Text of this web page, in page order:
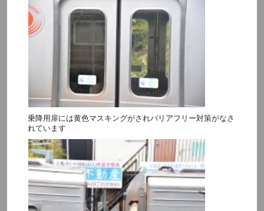
乗降用扉には黄色マスキングがされバリアフリー対策がなさ
れています